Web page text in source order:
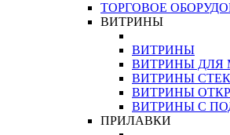
ТОРГОВОЕ
ВИТРИНЫ
ВИТРИНЫ
ВИТРИНЫ ДЛЯ
ВИТРИНЫ
ВИТРИНЫ
ВИТРИНЫ С
ПРИЛАВКИ